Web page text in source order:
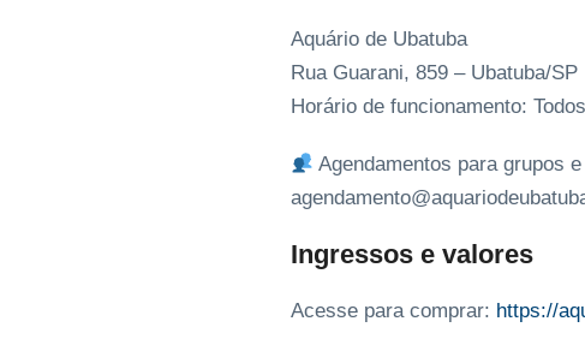
Aquário de Ubatuba
Rua Guarani, 859 – Ubatuba/SP
Horário de funcionamento:
Agendamentos para grupos
Ingressos e valores
Acesse para comprar: https://